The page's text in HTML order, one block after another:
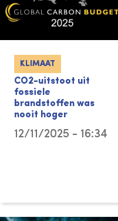
KLIMAAT
CO2-uitstoot uit
fossiele
brandstoffen was
nooit hoger
12/11/2025 - 16:34